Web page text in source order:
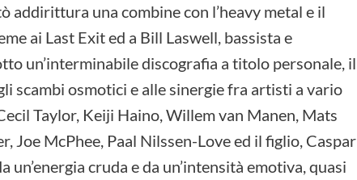
una combine con l’heavy metal e il
ai Last Exit ed a Bill Laswell, bassista e
un’interminabile discografia a titolo personale, il
scambi osmotici e alle sinergie fra artisti a vario
Taylor, Keiji Haino, Willem van Manen, Mats
Joe McPhee, Paal Nilssen-Love ed il figlio, Caspar
cruda e da un’intensità emotiva, quasi